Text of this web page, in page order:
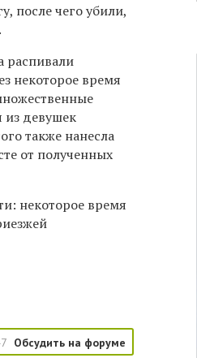
после чего убили,
распивали
некоторое время
из девушек
также нанесла
от полученных
некоторое время
Обсудить на форуме